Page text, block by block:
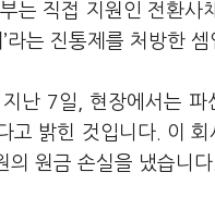
는 직접 지원인 전환
라는 진통제를 처방한 셈
난 7일, 현장에서는
고 밝힌 것입니다. 이
원금 손실을 냈습니다.